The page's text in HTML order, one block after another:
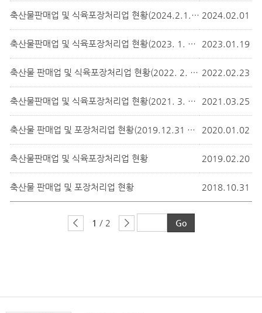
축산물판매업 및 식육포장처리업 현황(2024.2.1.기준) 2024.02.01
축산물판매업 및 식육포장처리업 현황(2023. 1. 19. 기준) 2023.01.19
축산물 판매업 및 식육포장처리업 현황(2022. 2. 23.기준) new 2022.02.23
축산물판매업 및 식육포장처리업 현황(2021. 3. 25. 기준) 2021.03.25
축산물 판매업 및 포장처리업 현황(2019.12.31 기준) 2020.01.02
축산물판매업 및 식육포장처리업 현황 2019.02.20
축산물 판매업 및 포장처리업 현황 2018.10.31
1 / 2